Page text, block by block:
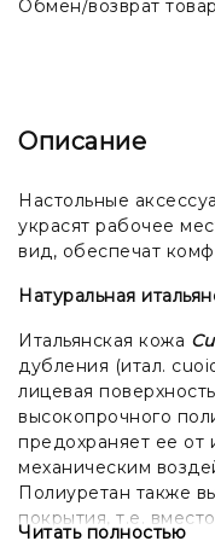
Обмен/возврат
Описание
Настольные
украсят рабочее
вид, обеспечат
Натуральная
Итальянская кожа
дубления (итал.
лицевая
высокопрочного
предохраняет ее от
механическим
Полиуретан также
покрытия, т.е.
Читать полностью